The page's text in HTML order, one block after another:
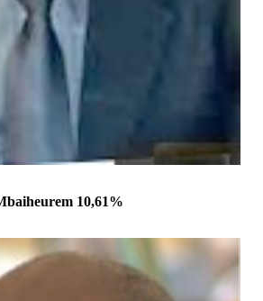
10,61%